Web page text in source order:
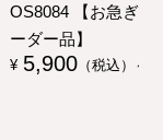
OS8084 【お急ぎオ
ーダー品】
¥ 5,900 （税込）～